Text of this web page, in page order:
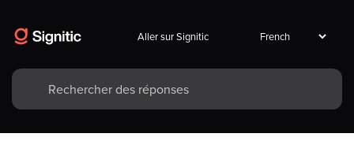
Aller sur Signitic